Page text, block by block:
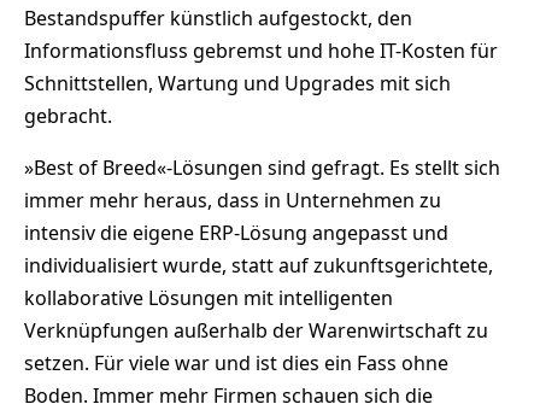
Bestandspuffer künstlich aufgestockt, den
Informationsfluss gebremst und hohe IT-Kosten für
Schnittstellen, Wartung und Upgrades mit sich
gebracht.
»Best of Breed«-Lösungen sind gefragt. Es stellt sich
immer mehr heraus, dass in Unternehmen zu
intensiv die eigene ERP-Lösung angepasst und
individualisiert wurde, statt auf zukunftsgerichtete,
kollaborative Lösungen mit intelligenten
Verknüpfungen außerhalb der Warenwirtschaft zu
setzen. Für viele war und ist dies ein Fass ohne
Boden. Immer mehr Firmen schauen sich die